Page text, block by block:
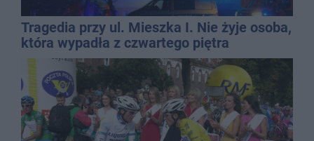
Tragedia przy ul. Mieszka I. Nie żyje osoba,
która wypadła z czwartego piętra